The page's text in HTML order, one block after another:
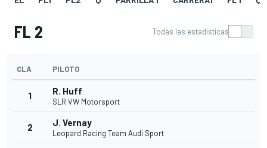
FL 2 Todas las estadísticas
CLA PILOTO
1 R. Huff
SLR VW Motorsport
2 J. Vernay
Leopard Racing Team Audi Sport